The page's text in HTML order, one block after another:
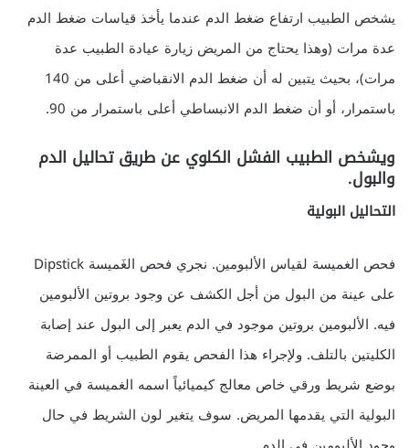
يشخص الطبيب ارتفاع ضغط الدم عندما يأخذ قياسات ضغط الدم
عدة مرات (وهذا يحتاج من المريض زيارة عيادة الطبيب عدة
مرات)، بحيث يتبين له أن ضغط الدم الانقباضي أعلى من 140
باستمرار، أو أن ضغط الدم الانبساطي أعلى باستمرار من 90.
ويشخص الطبيب الفشل الكلوي عن طريق تحاليل الدم
والبول.
التحاليل البولية
فحص الغميسة لقياس الألبومين. نجري فحص الغَميسة Dipstick
على عينة من البول من أجل الكشف عن وجود بروتين الألبومين
فيه. الألبومين بروتين موجود في الدم يعبر إلى البول عند إصابة
الكليتين بالتلف. ولإجراء هذا الفحص يقوم الطبيب أو الممرضة
بوضع شريط ورقي خاص معالج كيميائياً اسمه الغميسة في العينة
البولية التي يقدمها المريض. سوف يتغير لون الشريط في حال